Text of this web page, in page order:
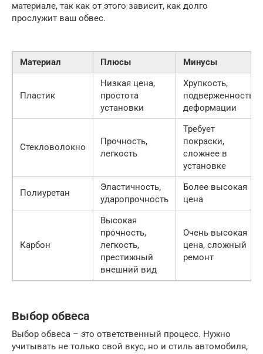
материале, так как от этого зависит, как долго
прослужит ваш обвес.
Материал Плюсы Минусы
Пластик
Низкая цена,
простота
установки
Хрупкость,
подверженность
деформации
Стекловолокно
Прочность,
легкость
Требует
покраски,
сложнее в
установке
Полиуретан
Эластичность,
ударопрочность
Более высокая
цена
Карбон
Высокая
прочность,
легкость,
престижный
внешний вид
Очень высокая
цена, сложный
ремонт
Выбор обвеса
Выбор обвеса – это ответственный процесс. Нужно
учитывать не только свой вкус, но и стиль автомобиля,